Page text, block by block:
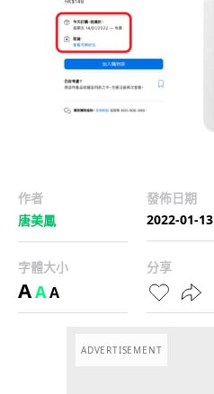
作者
唐美鳳
發佈日期
2022-01-13
字體大小
AAA
分享
ADVERTISEMENT